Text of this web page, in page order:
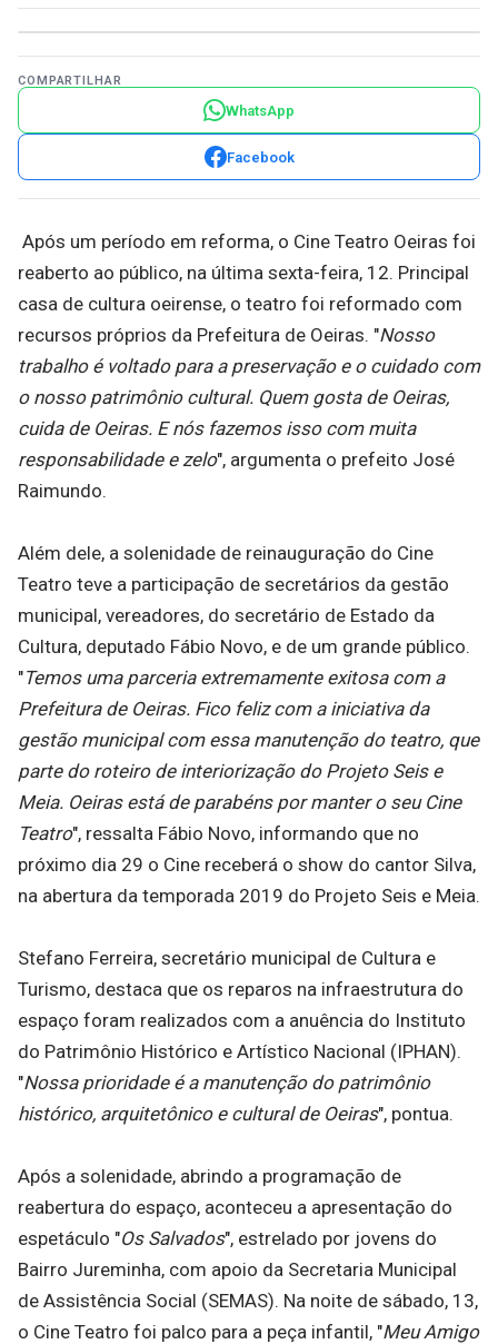
COMPARTILHAR
WhatsApp
Facebook
Após um período em reforma, o Cine Teatro Oeiras foi
reaberto ao público, na última sexta-feira, 12. Principal
casa de cultura oeirense, o teatro foi reformado com
recursos próprios da Prefeitura de Oeiras. "Nosso
trabalho é voltado para a preservação e o cuidado com
o nosso patrimônio cultural. Quem gosta de Oeiras,
cuida de Oeiras. E nós fazemos isso com muita
responsabilidade e zelo", argumenta o prefeito José
Raimundo.
Além dele, a solenidade de reinauguração do Cine
Teatro teve a participação de secretários da gestão
municipal, vereadores, do secretário de Estado da
Cultura, deputado Fábio Novo, e de um grande público.
"Temos uma parceria extremamente exitosa com a
Prefeitura de Oeiras. Fico feliz com a iniciativa da
gestão municipal com essa manutenção do teatro, que
parte do roteiro de interiorização do Projeto Seis e
Meia. Oeiras está de parabéns por manter o seu Cine
Teatro", ressalta Fábio Novo, informando que no
próximo dia 29 o Cine receberá o show do cantor Silva,
na abertura da temporada 2019 do Projeto Seis e Meia.
Stefano Ferreira, secretário municipal de Cultura e
Turismo, destaca que os reparos na infraestrutura do
espaço foram realizados com a anuência do Instituto
do Patrimônio Histórico e Artístico Nacional (IPHAN).
"Nossa prioridade é a manutenção do patrimônio
histórico, arquitetônico e cultural de Oeiras", pontua.
Após a solenidade, abrindo a programação de
reabertura do espaço, aconteceu a apresentação do
espetáculo "Os Salvados", estrelado por jovens do
Bairro Jureminha, com apoio da Secretaria Municipal
de Assistência Social (SEMAS). Na noite de sábado, 13,
o Cine Teatro foi palco para a peça infantil, "Meu Amigo